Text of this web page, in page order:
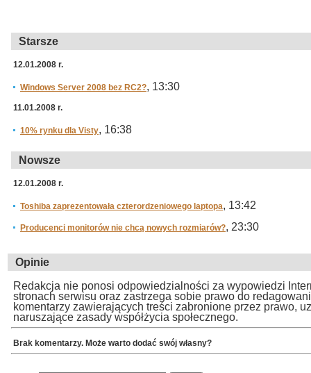
Starsze
12.01.2008 r.
Windows Server 2008 bez RC2?, 13:30
11.01.2008 r.
10% rynku dla Visty, 16:38
Nowsze
12.01.2008 r.
Toshiba zaprezentowała czterordzeniowego laptopa, 13:42
Producenci monitorów nie chcą nowych rozmiarów?, 23:30
Opinie
Redakcja nie ponosi odpowiedzialności za wypowiedzi
stronach serwisu oraz zastrzega sobie prawo do
komentarzy zawierających treści zabronione przez prawo,
naruszające zasady współżycia społecznego.
Brak komentarzy. Może warto dodać swój własny?